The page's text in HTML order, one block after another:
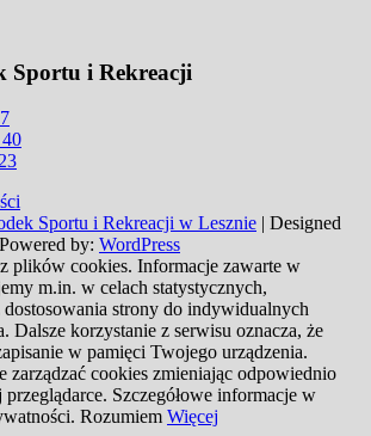
Sportu i Rekreacji
Sportu i Rekreacji w Lesznie | Designed
by: WordPress
plików cookies. Informacje zawarte w
m.in. w celach statystycznych,
strony do indywidualnych
Dalsze korzystanie z serwisu oznacza, że
w pamięci Twojego urządzenia.
zarządzać cookies zmieniając odpowiednio
Szczegółowe informacje w
Rozumiem Więcej